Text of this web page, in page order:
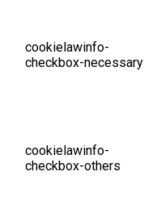
cookielawinfo-
checkbox-necessary
cookielawinfo-
checkbox-others